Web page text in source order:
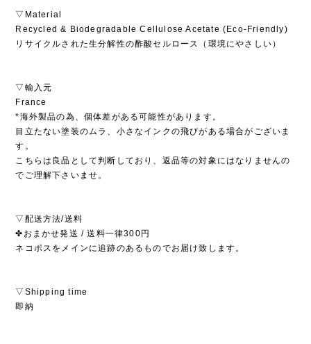
▽Material
Recycled & Biodegradable Cellulose Acetate (Eco-Friendly)
リサイクルされた生分解性の酢酸セルロース（環境にやさしい）
▽輸入元
France
*海外製品の為、個体差がある可能性があります。
目立たない塗装のムラ、小さなインクの飛びがある場合がございま
す。
こちらは良品として判断しており、返品等の対象にはなりませんの
でご理解下さいませ。
▽配送方法/送料
✤おまかせ発送 / 送料一律300円
ネコポスをメインに追跡のあるものでお届け致します。
▽Shipping time
即納